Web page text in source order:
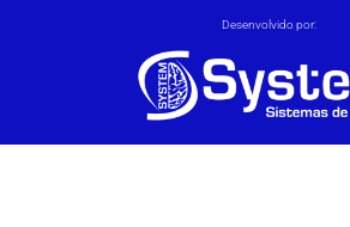
Desenvolvido por: